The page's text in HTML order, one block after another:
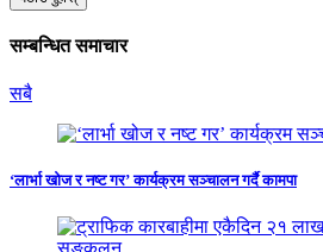
सम्बन्धित समाचार
सबै
‘लार्भा खोज र नष्ट गर’ कार्यक्रम सञ्चालन गर्दै कामपा